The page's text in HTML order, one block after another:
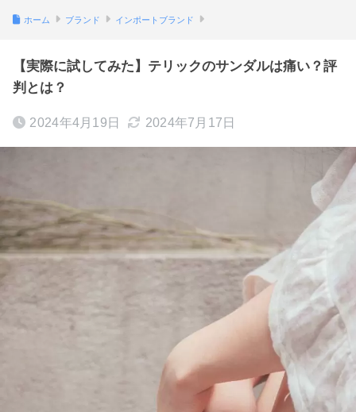
ホーム ブランド インポートブランド
【実際に試してみた】テリックのサンダルは痛い？評
判とは？
2024年4月19日 2024年7月17日